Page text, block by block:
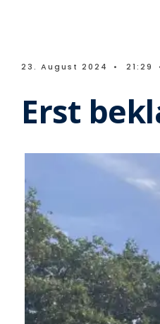
23. August 2024 • 21:29
Erst